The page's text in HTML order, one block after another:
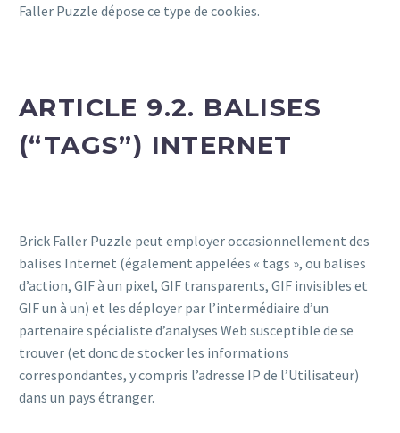
Faller Puzzle dépose ce type de cookies.
ARTICLE 9.2. BALISES
(“TAGS”) INTERNET
Brick Faller Puzzle peut employer occasionnellement des
balises Internet (également appelées « tags », ou balises
d’action, GIF à un pixel, GIF transparents, GIF invisibles et
GIF un à un) et les déployer par l’intermédiaire d’un
partenaire spécialiste d’analyses Web susceptible de se
trouver (et donc de stocker les informations
correspondantes, y compris l’adresse IP de l’Utilisateur)
dans un pays étranger.